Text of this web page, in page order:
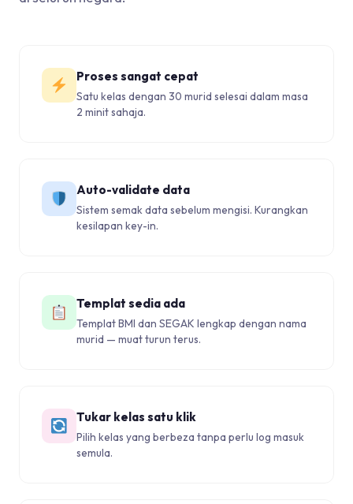
Proses sangat cepat
Satu kelas dengan 30 murid selesai dalam masa
2 minit sahaja.
Auto-validate data
Sistem semak data sebelum mengisi. Kurangkan
kesilapan key-in.
Templat sedia ada
Templat BMI dan SEGAK lengkap dengan nama
murid — muat turun terus.
Tukar kelas satu klik
Pilih kelas yang berbeza tanpa perlu log masuk
semula.